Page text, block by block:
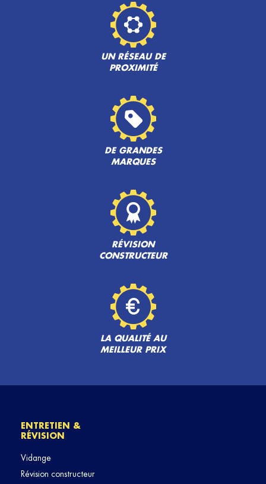
UN RÉSEAU DE
PROXIMITÉ
DE GRANDES
MARQUES
RÉVISION
CONSTRUCTEUR
LA QUALITÉ AU
MEILLEUR PRIX
ENTRETIEN &
RÉVISION
Vidange
Révision constructeur